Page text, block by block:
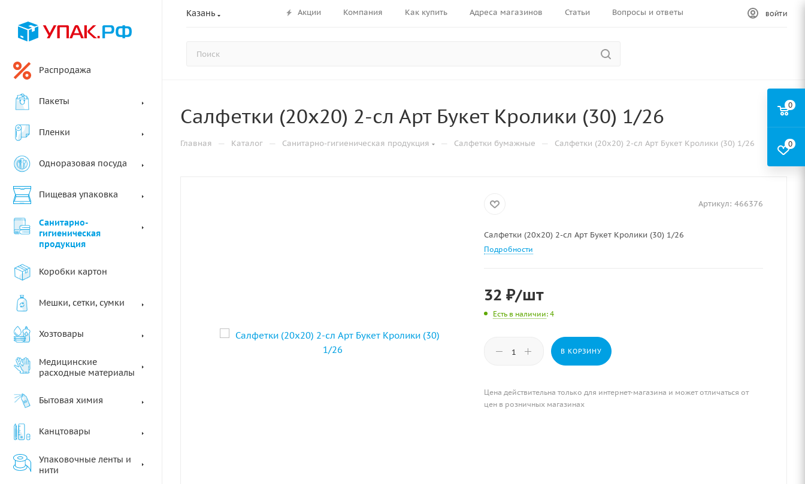
Казань Акции Компания Как купить Адреса магазинов Статьи Вопросы и ответы ВОЙТИ
Распродажа
Пакеты
Пленки
Одноразовая посуда
Пищевая упаковка
Санитарно-
гигиеническая
продукция
Коробки картон
Мешки, сетки, сумки
Хозтовары
Медицинские
расходные материалы
Бытовая химия
Канцтовары
Упаковочные ленты и
нити
Салфетки (20х20) 2-сл Арт Букет Кролики (30) 1/26
Главная — Каталог — Санитарно-гигиеническая продукция — Салфетки бумажные — Салфетки (20х20) 2-сл Арт Букет Кролики (30) 1/26
Артикул: 466376
Салфетки (20х20) 2-сл Арт Букет Кролики (30) 1/26
Подробности
32 ₽/шт
Есть в наличии: 4
В КОРЗИНУ
Цена действительна только для интернет-магазина и может отличаться от
цен в розничных магазинах
0
0